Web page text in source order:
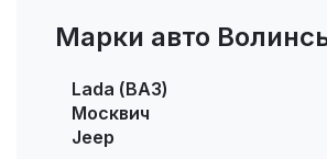
Марки авто
Lada (ВАЗ)
Москвич
Jeep